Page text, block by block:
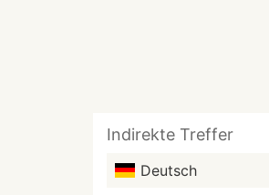
Indirekte Treffer
Deutsch